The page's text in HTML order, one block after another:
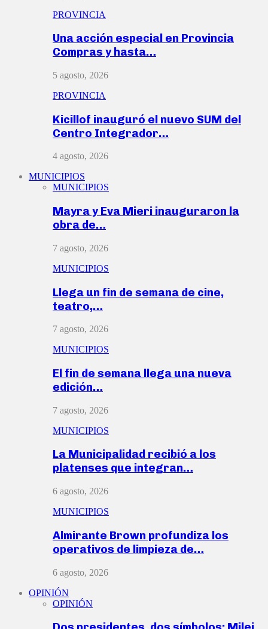
PROVINCIA
Una acción especial en Provincia
Compras y hasta…
5 agosto, 2026
PROVINCIA
Kicillof inauguró el nuevo SUM del
Centro Integrador…
4 agosto, 2026
MUNICIPIOS
MUNICIPIOS
Mayra y Eva Mieri inauguraron la
obra de…
7 agosto, 2026
MUNICIPIOS
Llega un fin de semana de cine,
teatro,…
7 agosto, 2026
MUNICIPIOS
El fin de semana llega una nueva
edición…
7 agosto, 2026
MUNICIPIOS
La Municipalidad recibió a los
platenses que integran…
6 agosto, 2026
MUNICIPIOS
Almirante Brown profundiza los
operativos de limpieza de…
6 agosto, 2026
OPINIÓN
OPINIÓN